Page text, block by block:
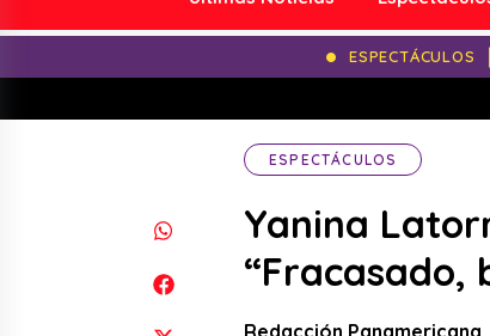
ESPECTÁCULOS
ESPECTÁCULOS
Yanina
“Fracasado,
Redacción Panamericana